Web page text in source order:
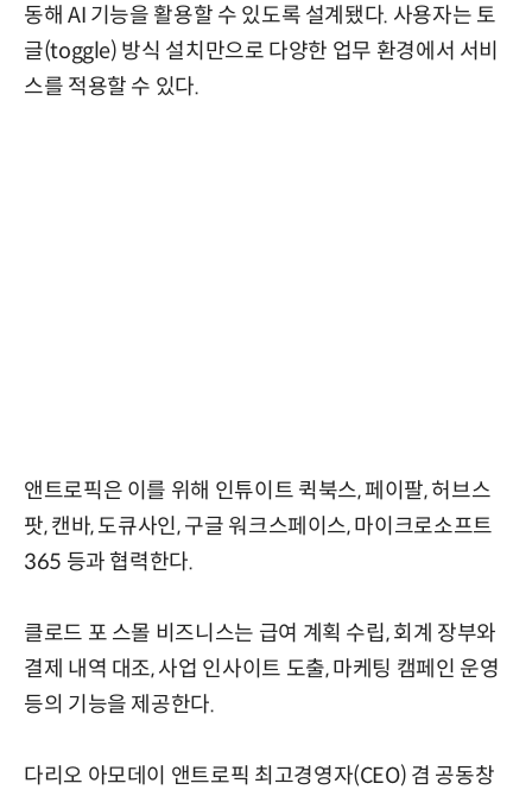
동해 AI 기능을 활용할 수 있도록 설계됐다. 사용자는 토
글(toggle) 방식 설치만으로 다양한 업무 환경에서 서비
스를 적용할 수 있다.
앤트로픽은 이를 위해 인튜이트 퀵북스, 페이팔, 허브스
팟, 캔바, 도큐사인, 구글 워크스페이스, 마이크로소프트
365 등과 협력한다.
클로드 포 스몰 비즈니스는 급여 계획 수립, 회계 장부와
결제 내역 대조, 사업 인사이트 도출, 마케팅 캠페인 운영
등의 기능을 제공한다.
다리오 아모데이 앤트로픽 최고경영자(CEO) 겸 공동창